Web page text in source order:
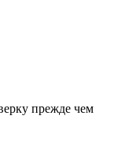
прежде чем